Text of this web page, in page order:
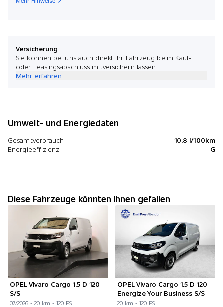
Versicherung
Sie können bei uns auch direkt Ihr Fahrzeug beim Kauf-
oder Leasingsabschluss mitversichern lassen.
Mehr erfahren
Umwelt- und Energiedaten
Gesamtverbrauch
10.8 l/100km
Energieeffizienz
G
Diese Fahrzeuge könnten Ihnen gefallen
OPEL Vivaro Cargo 1.5 D 120
S/S
07/2026 - 20 km - 120 PS
OPEL Vivaro Cargo 1.5 D 120
Energize Your Business S/S
20 km - 120 PS